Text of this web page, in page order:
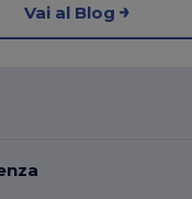
Vai al Blog